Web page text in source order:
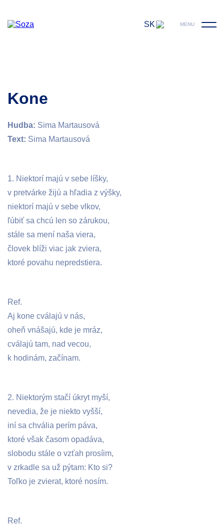
SK MENU
Kone
Hudba: Sima Martausová
Text: Sima Martausová
1. Niektorí majú v sebe líšky,
v pretvárke žijú a hľadia z výšky,
niektorí majú v sebe vlkov,
ľúbiť sa chcú len so zárukou,
stále sa mení naša viera,
človek blíži viac jak zviera,
ktoré povahu nepredstiera.
Ref.
Aj kone cválajú v nás,
oheň vnášajú, kde je mráz,
cválajú tam, nad vecou,
k hodinám, začínam.
2. Niektorým stačí úkryt myší,
nevedia, že je niekto vyšší,
iní sa chvália perím páva,
ktoré však časom opadáva,
slobodu stále o vzťah prosíim,
v zrkadle sa už pýtam: Kto si?
Toľko je zvierat, ktoré nosím.
Ref.